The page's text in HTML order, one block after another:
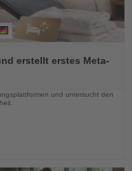
erstellt erstes Meta-
und untersucht den